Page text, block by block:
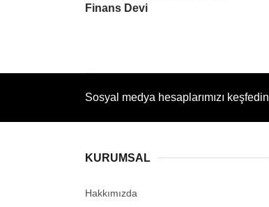
Finans Devi
Sosyal medya hesaplarımızı keşfedin
KURUMSAL
Hakkımızda